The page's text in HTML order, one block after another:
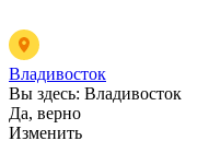
Владивосток
Вы здесь: Владивосток
Да, верно
Изменить